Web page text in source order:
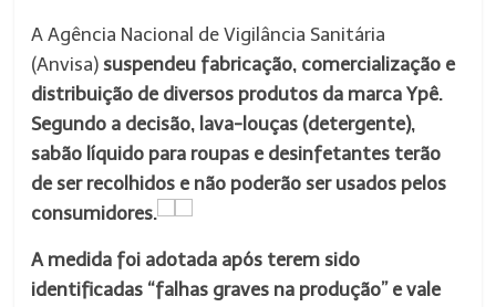
A Agência Nacional de Vigilância Sanitária
(Anvisa) suspendeu fabricação, comercialização e
distribuição de diversos produtos da marca Ypê.
Segundo a decisão, lava-louças (detergente),
sabão líquido para roupas e desinfetantes terão
de ser recolhidos e não poderão ser usados pelos
consumidores.
A medida foi adotada após terem sido
identificadas “falhas graves na produção” e vale